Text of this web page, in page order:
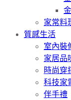
家常料
質感生活
室內裝
家居品
時尚穿
科技家
伴手禮